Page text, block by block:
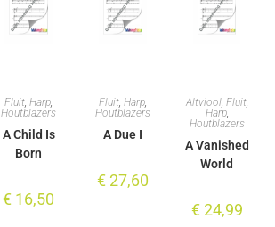
Fluit,Harp,
Houtblazers
A Child Is
Born
€ 16,50
Fluit, Harp,
Houtblazers
A Due I
€27,60
Altviool, Fluit,
Harp,
Houtblazers
A Vanished
World
€24,99